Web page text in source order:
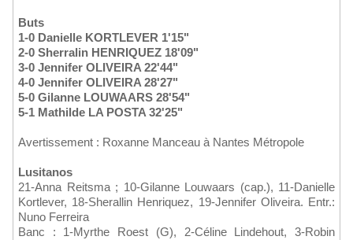
Buts
1-0 Danielle KORTLEVER 1'15"
2-0 Sherralin HENRIQUEZ 18'09"
3-0 Jennifer OLIVEIRA 22'44"
4-0 Jennifer OLIVEIRA 28'27"
5-0 Gilanne LOUWAARS 28'54"
5-1 Mathilde LA POSTA 32'25"
Avertissement : Roxanne Manceau à Nantes Métropole
Lusitanos
21-Anna Reitsma ; 10-Gilanne Louwaars (cap.), 11-Danielle
Kortlever, 18-Sherallin Henriquez, 19-Jennifer Oliveira. Entr.:
Nuno Ferreira
Banc : 1-Myrthe Roest (G), 2-Céline Lindehout, 3-Robin